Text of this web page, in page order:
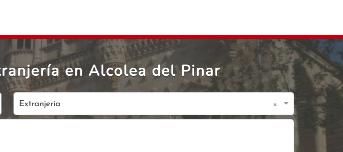
en Alcolea del Pinar
Extranjería ×